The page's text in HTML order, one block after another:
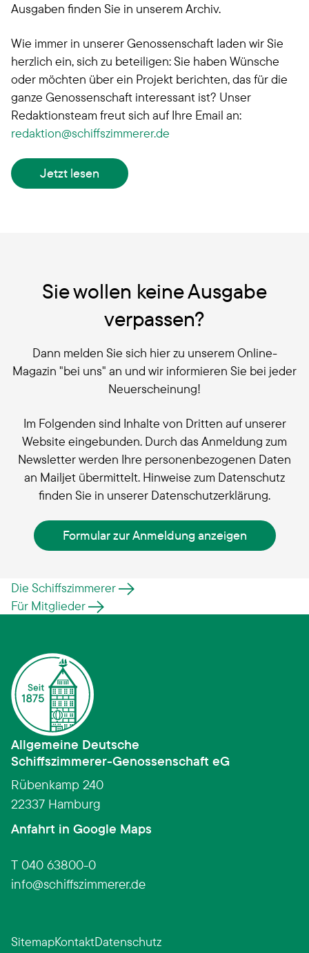
Ausgaben finden Sie in unserem Archiv.
Wie immer in unserer Genossenschaft laden wir Sie
herzlich ein, sich zu beteiligen: Sie haben Wünsche
oder möchten über ein Projekt berichten, das für die
ganze Genossenschaft interessant ist? Unser
Redaktionsteam freut sich auf Ihre Email an:
redaktion
schiffszimmerer.de
Jetzt lesen
Sie wollen keine Ausgabe
verpassen?
Dann melden Sie sich hier zu unserem Online-
Magazin "bei uns" an und wir informieren Sie bei jeder
Neuerscheinung!
Im Folgenden sind Inhalte von Dritten auf unserer
Website eingebunden. Durch das Anmeldung zum
Newsletter werden Ihre personenbezogenen Daten
an Mailjet übermittelt. Hinweise zum Datenschutz
finden Sie in unserer Datenschutzerklärung.
Formular zur Anmeldung anzeigen
Die Schiffszimmerer
Für Mitglieder
Allgemeine Deutsche
Schiffszimmerer­-­Genossenschaft eG
Rübenkamp 240
22337 Hamburg
Anfahrt in Google Maps
T 040 63800-0
info
schiffszimmerer.de
SitemapKontaktDatenschutz